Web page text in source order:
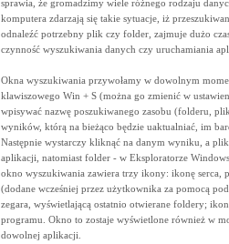
sprawia, że gromadzimy wiele różnego rodzaju
komputera zdarzają się takie sytuacje, iż
odnaleźć potrzebny plik czy folder, zajmuje dużo
czynność wyszukiwania danych czy uruchamiania
Okna wyszukiwania przywołamy w dowolnym
klawiszowego Win + S (można go zmienić w
wpisywać nazwę poszukiwanego zasobu (folderu,
wyników, którą na bieżąco będzie uaktualniać, im
Następnie wystarczy kliknąć na danym wyniku, a
aplikacji, natomiast folder - w Eksploratorze
okno wyszukiwania zawiera trzy ikony: ikonę serca,
(dodane wcześniej przez użytkownika za pomocą
zegara, wyświetlającą ostatnio otwierane foldery;
programu. Okno to zostaje wyświetlone również w
dowolnej aplikacji.